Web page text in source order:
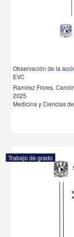
Observación de la
EVC
Ramírez Flores,
2025
Medicina y Ciencias
Trabajo de grado